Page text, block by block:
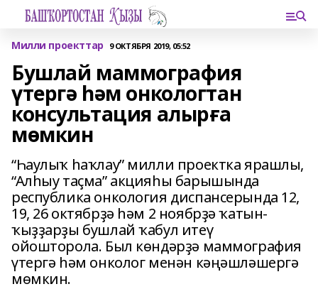
Милли проекттар 9 ОКТЯБРЯ 2019, 05:52
Бушлай маммография
үтергә һәм онкологтан
консультация алырға
мөмкин
“Һаулыҡ һаҡлау” милли проектка ярашлы,
“Алһыу таҫма” акцияһы барышында
республика онкология диспансерында 12,
19, 26 октябрҙә һәм 2 ноябрҙә ҡатын-
ҡыҙҙарҙы бушлай ҡабул итеү
ойошторола. Был көндәрҙә маммография
үтергә һәм онколог менән кәңәшләшергә
мөмкин.